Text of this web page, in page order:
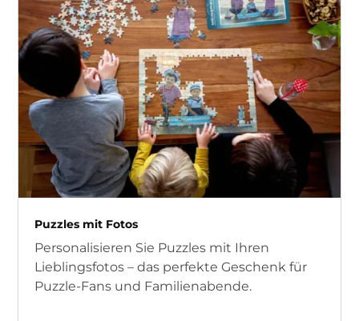
Puzzles mit Fotos
Personalisieren Sie Puzzles mit Ihren
Lieblingsfotos – das perfekte Geschenk für
Puzzle-Fans und Familienabende.